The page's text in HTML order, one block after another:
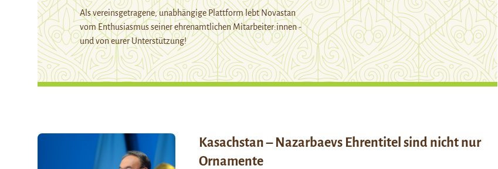
Als vereinsgetragene, unabhängige Plattform lebt Novastan
vom Enthusiasmus seiner ehrenamtlichen Mitarbeiter:innen -
und von eurer Unterstützung!
Kasachstan – Nazarbaevs Ehrentitel sind nicht nur
Ornamente